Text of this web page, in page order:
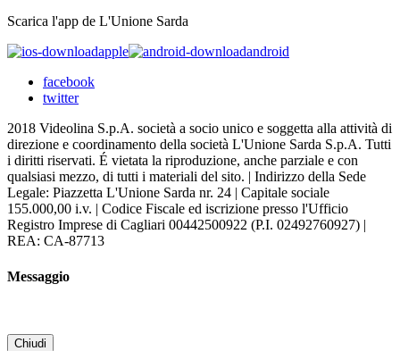
Scarica l'app de L'Unione Sarda
apple
android
facebook
twitter
2018 Videolina S.p.A. società a socio unico e soggetta alla attività di
direzione e coordinamento della società L'Unione Sarda S.p.A. Tutti
i diritti riservati. É vietata la riproduzione, anche parziale e con
qualsiasi mezzo, di tutti i materiali del sito. | Indirizzo della Sede
Legale: Piazzetta L'Unione Sarda nr. 24 | Capitale sociale
155.000,00 i.v. | Codice Fiscale ed iscrizione presso l'Ufficio
Registro Imprese di Cagliari 00442500922 (P.I. 02492760927) |
REA: CA-87713
Messaggio
Chiudi